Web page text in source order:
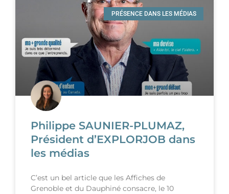
PRÉSENCE DANS LES MÉDIAS
Philippe SAUNIER-PLUMAZ,
Président d’EXPLORJOB dans
les médias
C’est un bel article que les Affiches de
Grenoble et du Dauphiné consacre, le 10